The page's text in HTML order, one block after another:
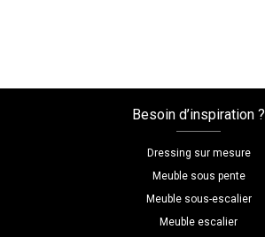
Besoin d’inspiration ?
Dressing sur mesure
Meuble sous pente
Meuble sous-escalier
Meuble escalier